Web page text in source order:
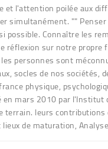
l'attention poilée aux
""
Connaître les
sur notre
personnes sont
socles de nos
physique,
mars 2010 par l'Institut
leurs
de maturation,